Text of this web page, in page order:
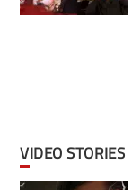
VIDEO STORIES